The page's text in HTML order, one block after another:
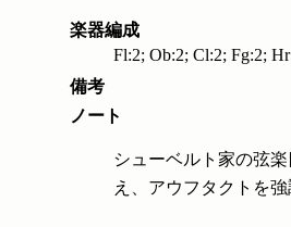
楽器編成
Fl:2; Ob:2; Cl:2; Fg:2;
備考
ノート
シューベルト家の弦
え、アウフタクトを